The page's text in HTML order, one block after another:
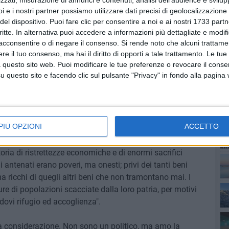
e i nostri partner possiamo utilizzare dati precisi di
dispositivo. Puoi fare clic per consentire a noi e ai nostri 1733
In alternativa puoi accedere a informazioni più dettagliate e
o di negare il consenso. Si rende noto che alcuni
il tuo consenso, ma hai il diritto di opporti a tale trattamento. Le
sito web. Puoi modificare le tue preferenze o revocare il
questo sito e facendo clic sul pulsante "Privacy" in fondo alla pagina
OPZIONI ACCETTO
e civile, da voi intrapreso con ardore dopo il terribile
oggi la Basilicata porta le ferite, ndr). Siate
e difficoltà! Quando si ha solida fede in Dio e non
ad ottenere molto di più di quanto si pensi. Voi,
da un'esperienza secolare ad affrontare grandi
avversità e alle forze della natura. Siete una
profondamente umana e cristiana. È ben giusto che
Merita di essere conosciuto il vostro coraggio,
La nostra epoca raramente sa apprezzare tali
l'apparenza alla realtà, l'avere all'essere. Simbolo
quel complesso di centenarie abitazioni scavate nella
divenute oggi una curiosità archeologica. Ma sotto
di ristrettezze economiche e di enormi sacrifici
erano poveri, ma onesti; privi dei tanti beni
ricchi di quegli altri beni che non tramontano mai. I
di popolazioni scacciate dalla loro patria, per motivi
rifugio ed accoglienza".
Non sono un politico, ma amo la